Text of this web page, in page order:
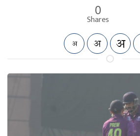
0
Shares